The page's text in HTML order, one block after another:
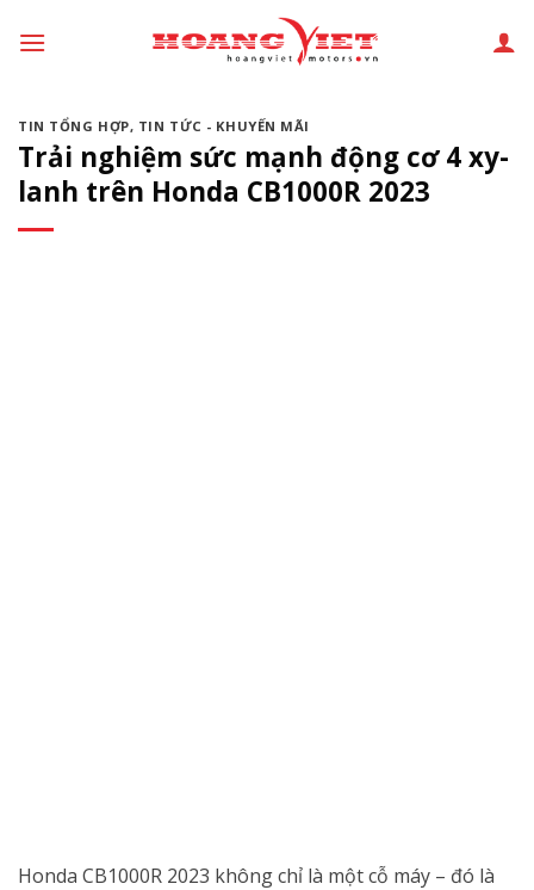
đến
dungTIN TỔNG HỢP, TIN TỨC - KHUYẾN MÃI
Trải nghiệm sức mạnh động cơ 4 xy-
lanh trên Honda CB1000R 2023
Honda CB1000R 2023 không chỉ là một cỗ máy – đó là